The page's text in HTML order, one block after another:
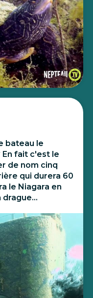
bateau le
En fait c'est le
de nom cinq
qui durera 60
le Niagara en